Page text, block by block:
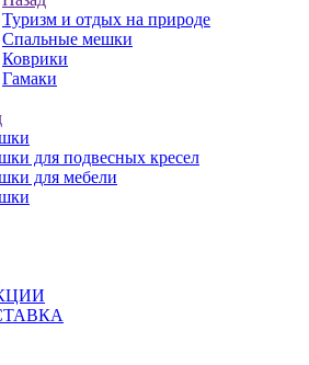
Туризм и отдых на природе
Спальные мешки
Коврики
Гамаки
для подвесных кресел
для мебели